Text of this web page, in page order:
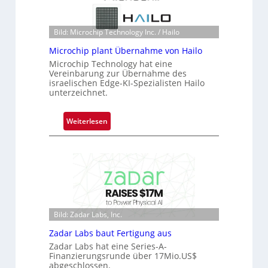
a
n
S
e
r
e
a
c
t
s
S
i
e
s
-
B
-
R
u
s
t
o
n
e
ü
b
e
n
i
t
D
a
r
k
V
i
s
Bild: Microchip Technology Inc. / Hailo
Microchip plant Übernahme von Hailo
Microchip Technology hat eine
Vereinbarung zur Übernahme des
israelischen Edge-KI-Spezialisten Hailo
unterzeichnet.
Weiterlesen:
M
r
o
c
h
i
p
p
l
Bild: Zadar Labs, Inc.
Zadar Labs baut Fertigung aus
Zadar Labs hat eine Series-A-
Finanzierungsrunde über 17Mio.US$
abgeschlossen.